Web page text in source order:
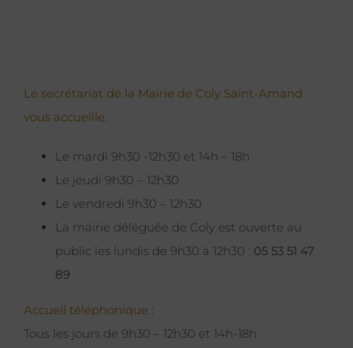
Le secrétariat de la Mairie de Coly Saint-Amand
vous accueille.
Le mardi 9h30 -12h30 et 14h – 18h
Le jeudi 9h30 – 12h30
Le vendredi 9h30 – 12h30
La mairie déléguée de Coly est ouverte au
public les lundis de 9h30 à 12h30 : 05 53 51 47
89
Accueil téléphonique :
Tous les jours de 9h30 – 12h30 et 14h-18h